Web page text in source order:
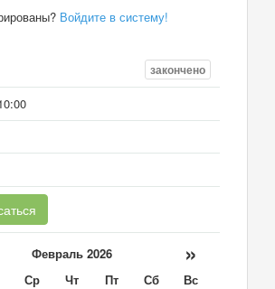
Войдите в систему!
закончено
Февраль 2026 »
Ср Чт Пт Сб
Вс